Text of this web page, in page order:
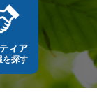
ィア
を探す